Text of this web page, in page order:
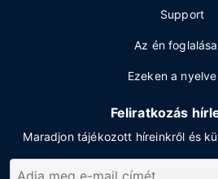
Support
Az én
Ezeken a
Feliratkozás
Maradjon tájékozott híreinkről és